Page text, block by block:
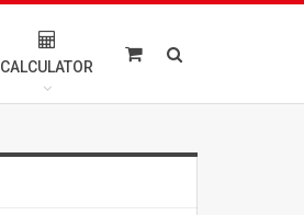
CALCULATOR